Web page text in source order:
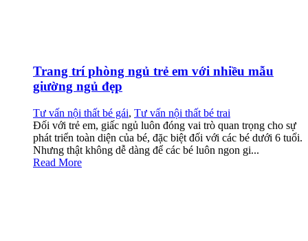
Trang trí phòng ngủ trẻ em với nhiều mẫu
giường ngủ đẹp
Tư vấn nội thất bé gái, Tư vấn nội thất bé trai
Đối với trẻ em, giấc ngủ luôn đóng vai trò quan trọng cho sự
phát triển toàn diện của bé, đặc biệt đối với các bé dưới 6 tuổi.
Nhưng thật không dễ dàng để các bé luôn ngon gi...
Read More